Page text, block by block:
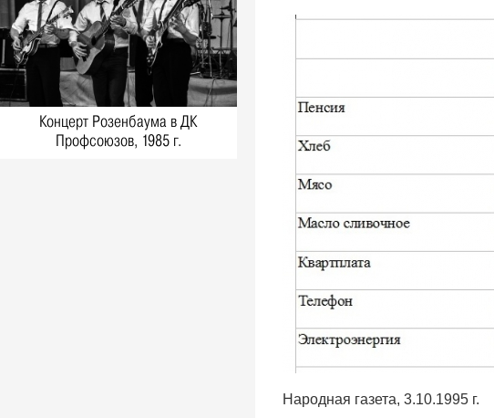
1980-е: соревнования пожарных,
Ульяновская область. Новые
снимки из фотоархива Виктора
Русина
Фото, 30 Апреля 1980
1980-е: посевная, Ульяновская
область. Новые снимки из
фотоархива Виктора Русина
Концерт Розенбаума в ДК
Профсоюзов, 1985 г.
Народная газета, 3.10.1995 г.